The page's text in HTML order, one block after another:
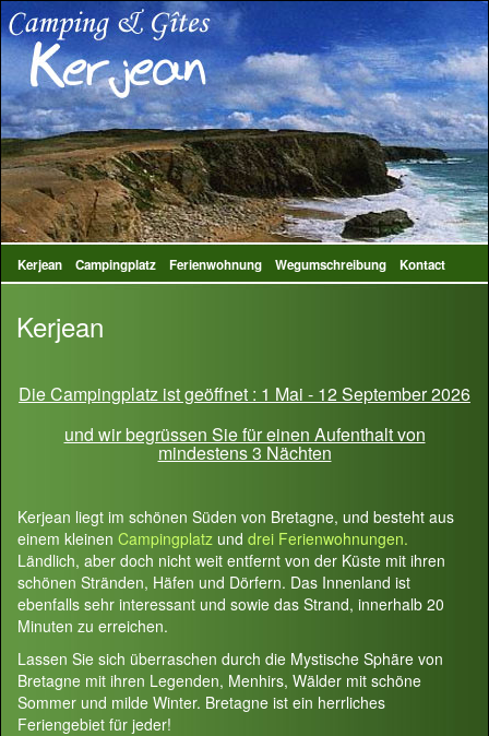
Kerjean Campingplatz Ferienwohnung Wegumschreibung Kontact
Kerjean
Die Campingplatz ist geöffnet : 1 Mai - 12 September 2026
und wir begrüssen Sie für einen Aufenthalt von
mindestens 3 Nächten
Kerjean liegt im schönen Süden von Bretagne, und besteht aus
einem kleinen Campingplatz und drei Ferienwohnungen.
Ländlich, aber doch nicht weit entfernt von der Küste mit ihren
schönen Stränden, Häfen und Dörfern. Das Innenland ist
ebenfalls sehr interessant und sowie das Strand, innerhalb 20
Minuten zu erreichen.
Lassen Sie sich überraschen durch die Mystische Sphäre von
Bretagne mit ihren Legenden, Menhirs, Wälder mit schöne
Sommer und milde Winter. Bretagne ist ein herrliches
Feriengebiet für jeder!